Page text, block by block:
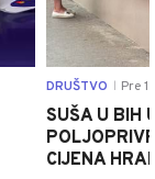
DRUŠTVO Pre 1
SUŠA U BIH
CIJENA